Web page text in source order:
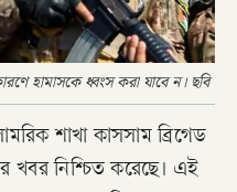
হামাসকে ধ্বংস করা যাবে ন। ছবি
শাখা কাসসাম ব্রিগেড
খবর নিশ্চিত করেছে। এই